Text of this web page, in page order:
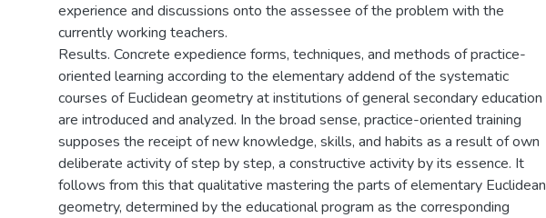
experience and discussions onto the assessee of the problem with the
currently working teachers.
Results. Concrete expedience forms, techniques, and methods of practice-
oriented learning according to the elementary addend of the systematic
courses of Euclidean geometry at institutions of general secondary education
are introduced and analyzed. In the broad sense, practice-oriented training
supposes the receipt of new knowledge, skills, and habits as a result of own
deliberate activity of step by step, a constructive activity by its essence. It
follows from this that qualitative mastering the parts of elementary Euclidean
geometry, determined by the educational program as the corresponding